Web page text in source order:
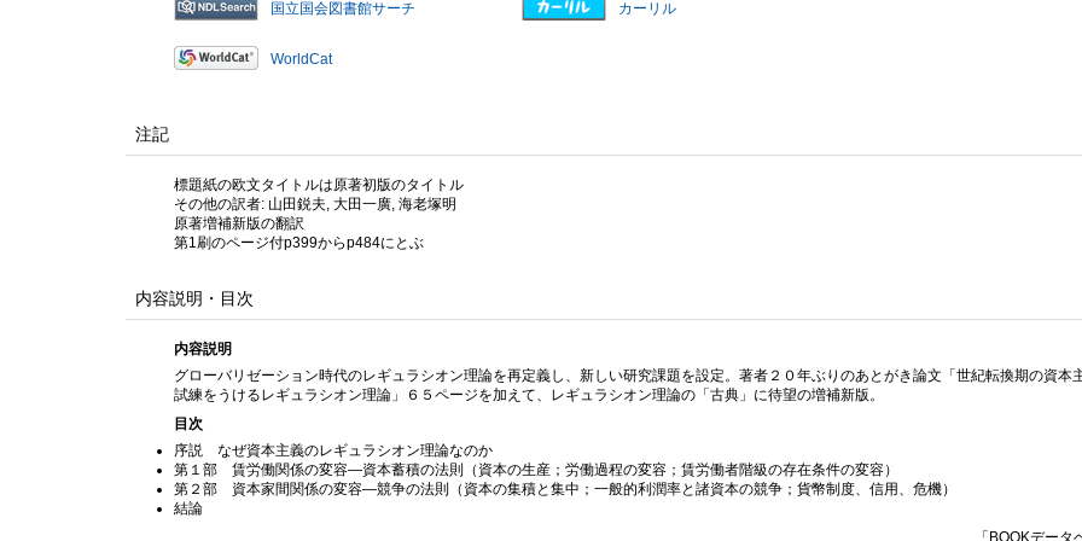
国立国会図書館サーチ カーリル
WorldCat
注記
標題紙の欧文タイトルは原著初版のタイトル
その他の訳者: 山田鋭夫, 大田一廣, 海老塚明
原著増補新版の翻訳
第1刷のページ付p399からp484にとぶ
内容説明・目次
内容説明
グローバリゼーション時代のレギュラシオン理論を再定義し、新しい研究課題を設定。著者２０年ぶりのあとがき論文「世紀転換期の資
試練をうけるレギュラシオン理論」６５ページを加えて、レギュラシオン理論の「古典」に待望の増補新版。
目次
序説 なぜ資本主義のレギュラシオン理論なのか
第１部 賃労働関係の変容—資本蓄積の法則（資本の生産；労働過程の変容；賃労働者階級の存在条件の変容）
第２部 資本家間関係の変容—競争の法則（資本の集積と集中；一般的利潤率と諸資本の競争；貨幣制度、信用、危機）
結論
「BOOKデータ